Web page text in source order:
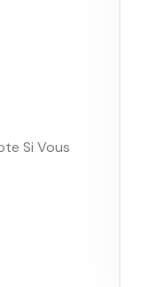
Si Vous